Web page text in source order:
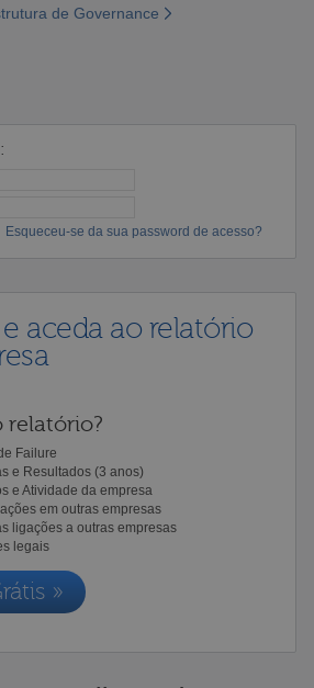
de Governance
Esqueceu-se da sua password de acesso?
aceda ao relatório
relatório?
Failure
e Resultados (3 anos)
e Atividade da empresa
em outras empresas
ligações a outras empresas
legais
»